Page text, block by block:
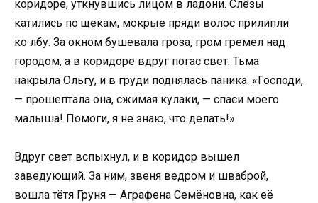
коридоре, уткнувшись лицом в ладони. Слёзы
катились по щекам, мокрые пряди волос прилипли
ко лбу. За окном бушевала гроза, гром гремел над
городом, а в коридоре вдруг погас свет. Тьма
накрыла Ольгу, и в груди поднялась паника. «Господи,
— прошептала она, сжимая кулаки, — спаси моего
малыша! Помоги, я не знаю, что делать!»
Вдруг свет вспыхнул, и в коридор вышел
заведующий. За ним, звеня ведром и шваброй,
вошла тётя Груня — Аграфена Семёновна, как её